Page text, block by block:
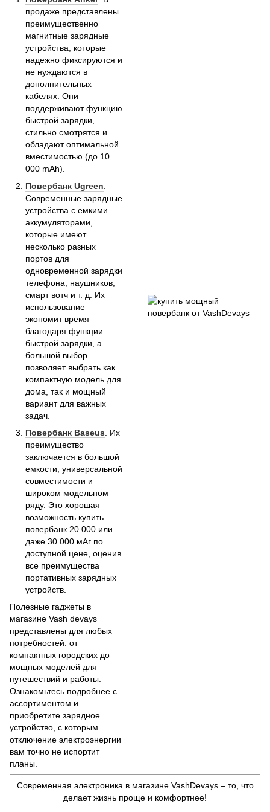
продаже представлены
преимущественно
магнитные зарядные
устройства, которые
надежно фиксируются и
не нуждаются в
дополнительных
кабелях. Они
поддерживают функцию
быстрой зарядки,
стильно смотрятся и
обладают оптимальной
вместимостью (до 10
000 mAh).
Повербанк Ugreen
Современные зарядные
устройства с емкими
аккумуляторами,
которые имеют
несколько разных
портов для
одновременной зарядки
телефона, наушников,
смарт вотч и т. д. Их
использование
экономит время
благодаря функции
быстрой зарядки, а
большой выбор
позволяет выбрать как
компактную модель для
дома, так и мощный
вариант для важных
задач.
Повербанк Baseus . Их
преимущество
заключается в большой
емкости, универсальной
совместимости и
широком модельном
ряду. Это хорошая
возможность купить
повербанк 20 000 или
даже 30 000 мАг по
доступной цене, оценив
все преимущества
портативных зарядных
устройств.
Полезные гаджеты в
магазине Vash devays
представлены для любых
потребностей: от
компактных городских до
мощных моделей для
путешествий и работы.
Ознакомьтесь подробнее с
ассортиментом и
приобретите зарядное
устройство, с которым
отключение электроэнергии
вам точно не испортит
планы.
Современная электроника в магазине VashDevays – то, что
делает жизнь проще и комфортнее!